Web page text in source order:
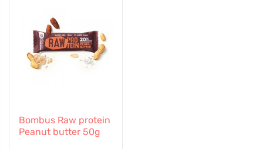
Bombus Raw protein
Peanut butter 50g